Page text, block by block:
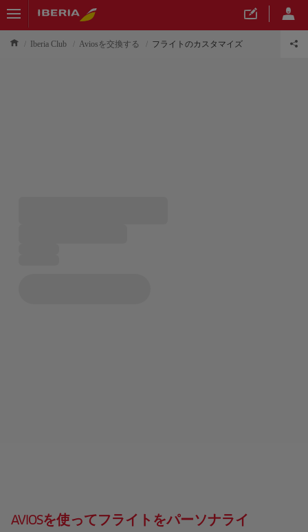
Iberia Club Aviosを交換する フライトのカスタマイズ
AVIOSを使ってフライトをパーソナライ